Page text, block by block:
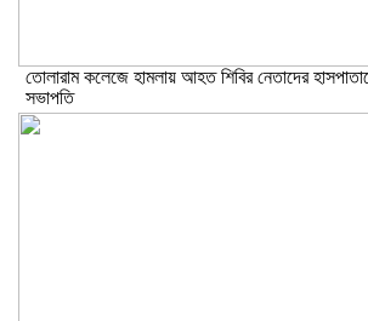
তোলারাম কলেজে হামলায় আহত শিবির নেতাদের
সভাপতি